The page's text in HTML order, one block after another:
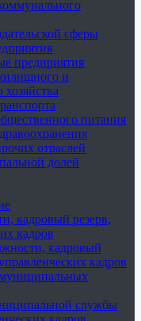
сферы
предприятия
и
питания
отраслей
долей
кадровый резерв,
кадров
кадровый
кадров
службы